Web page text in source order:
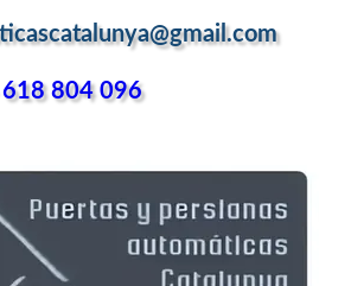
618 804 096